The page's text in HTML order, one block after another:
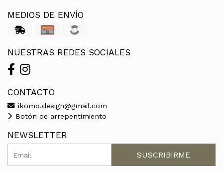
MEDIOS DE ENVÍO
NUESTRAS REDES SOCIALES
CONTACTO
ikomo.design@gmail.com
Botón de arrepentimiento
NEWSLETTER
SUSCRIBIRME